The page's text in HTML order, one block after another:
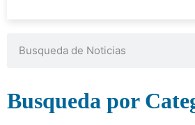
Busqueda por